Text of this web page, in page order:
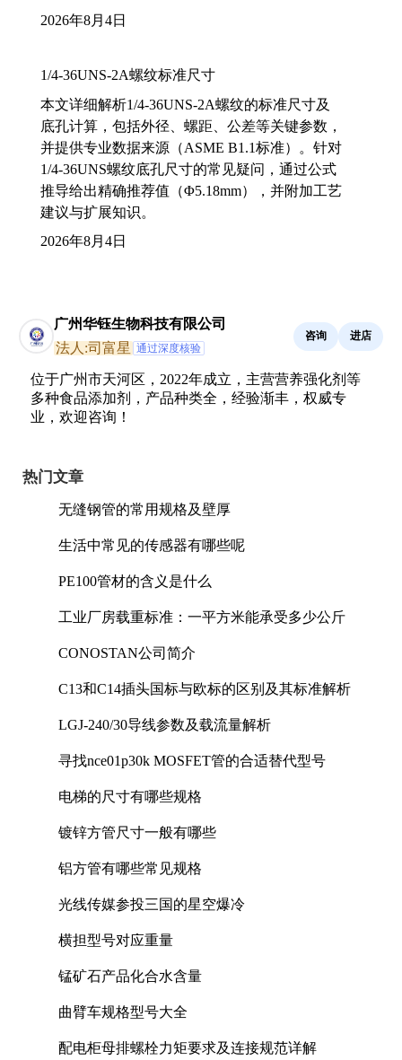
2026年8月4日
1/4-36UNS-2A螺纹标准尺寸
本文详细解析1/4-36UNS-2A螺纹的标准尺寸及
底孔计算，包括外径、螺距、公差等关键参数，
并提供专业数据来源（ASME B1.1标准）。针对
1/4-36UNS螺纹底孔尺寸的常见疑问，通过公式
推导给出精确推荐值（Φ5.18mm），并附加工艺
建议与扩展知识。
2026年8月4日
广州华钰生物科技有限公司
法人:司富星 通过深度核验
咨询 进店
位于广州市天河区，2022年成立，主营营养强化剂等
多种食品添加剂，产品种类全，经验渐丰，权威专
业，欢迎咨询！
热门文章
无缝钢管的常用规格及壁厚
生活中常见的传感器有哪些呢
PE100管材的含义是什么
工业厂房载重标准：一平方米能承受多少公斤
CONOSTAN公司简介
C13和C14插头国标与欧标的区别及其标准解析
LGJ-240/30导线参数及载流量解析
寻找nce01p30k MOSFET管的合适替代型号
电梯的尺寸有哪些规格
镀锌方管尺寸一般有哪些
铝方管有哪些常见规格
光线传媒参投三国的星空爆冷
横担型号对应重量
锰矿石产品化合水含量
曲臂车规格型号大全
配电柜母排螺栓力矩要求及连接规范详解